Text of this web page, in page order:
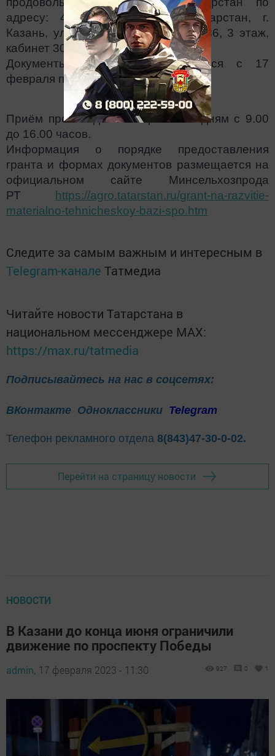
адресу: 420014, Республика Татарстан, г.
Казань, улица Федосеевская, дом 36, 3 этаж,
кабинет 307.
Документы и заявки принимаются с 17
февраля по 18 марта 2023 года.
Приём производится по рабочим дням с 9.00
до 16.00 часов.
Информация о порядке предоставления
гранта и формах документов размещается на
официальном сайте Минсельхозпрода
РТ https://agro.tatarstan.ru/grant-na-razvitie-
materialno-tehnicheskoy-bazi-spo.htm
Следите за самым важным и интересным в
Telegram-канале Татмедиа
Читайте новости Татарстана в
национальном мессенджере MАХ:
https://max.ru/tatmedia
Подписывайтесь на нас в соцсетях:
ВКонтакте Одноклассники Telegram
Телефон рекламного отдела 8(843)47-30-0-02.
Перейти на страницу новости
НОВОСТИ
В Казани до конца июня ограничили
движение по проспекту Победы
admin, 17 февраля 2023 - 11:30 927 0 1